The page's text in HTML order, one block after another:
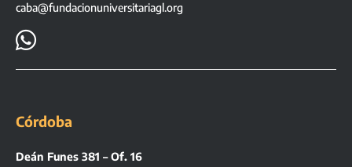
caba@fundacionuniversitariagl.org

Córdoba
Deán Funes 381 – Of. 16